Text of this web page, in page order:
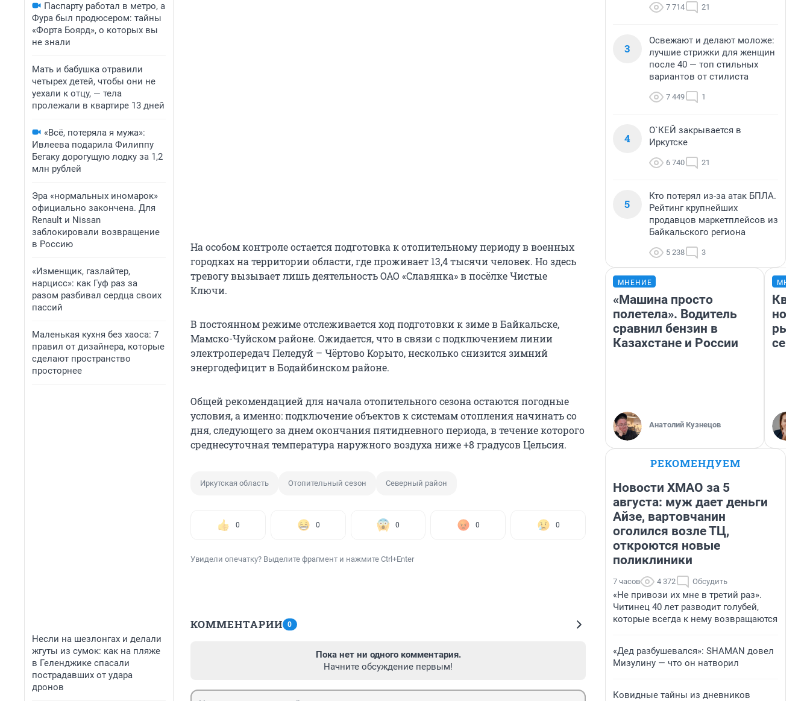
Паспарту работал в метро, а
Фура был продюсером: тайны
«Форта Боярд», о которых вы
не знали
Мать и бабушка отравили
четырех детей, чтобы они не
уехали к отцу, — тела
пролежали в квартире 13 дней
«Всё, потеряла я мужа»:
Ивлеева подарила Филиппу
Бегаку дорогущую лодку за 1,2
млн рублей
Эра «нормальных иномарок»
официально закончена. Для
Renault и Nissan
заблокировали возвращение
в Россию
«Изменщик, газлайтер,
нарцисс»: как Гуф раз за
разом разбивал сердца своих
пассий
Маленькая кухня без хаоса: 7
правил от дизайнера, которые
сделают пространство
просторнее
Несли на шезлонгах и делали
жгуты из сумок: как на пляже
в Геленджике спасали
пострадавших от удара
дронов
На особом контроле остается подготовка к отопительному периоду в военных
городках на территории области, где проживает 13,4 тысячи человек. Но здесь
тревогу вызывает лишь деятельность ОАО «Славянка» в посёлке Чистые
Ключи.
В постоянном режиме отслеживается ход подготовки к зиме в Байкальске,
Мамско-Чуйском районе. Ожидается, что в связи с подключением линии
электропередач Пеледуй – Чёртово Корыто, несколько снизится зимний
энергодефицит в Бодайбинском районе.
Общей рекомендацией для начала отопительного сезона остаются погодные
условия, а именно: подключение объектов к системам отопления начинать со
дня, следующего за днем окончания пятидневного периода, в течение которого
среднесуточная температура наружного воздуха ниже +8 градусов Цельсия.
Иркутская область Отопительный сезон Северный район
0 0 0 0 0
Увидели опечатку? Выделите фрагмент и нажмите Ctrl+Enter
КОММЕНТАРИИ 0
Пока нет ни одного комментария.
Начните обсуждение первым!
7 714 21
3
Освежают и делают моложе:
лучшие стрижки для женщин
после 40 — топ стильных
вариантов от стилиста
7 449 1
4
О`КЕЙ закрывается в
Иркутске
6 740 21
5
Кто потерял из-за атак БПЛА.
Рейтинг крупнейших
продавцов маркетплейсов из
Байкальского региона
5 238 3
МНЕНИЕ
«Машина просто
полетела». Водитель
сравнил бензин в
Казахстане и России
Анатолий Кузнецов
но
РЕКОМЕНДУЕМ
Новости ХМАО за 5
августа: муж дает деньги
Айзе, вартовчанин
оголился возле ТЦ,
откроются новые
поликлиники
7 часов 4 372 Обсудить
«Не привози их мне в третий раз».
Читинец 40 лет разводит голубей,
которые всегда к нему возвращаются
«Дед разбушевался»: SHAMAN довел
Мизулину — что он натворил
Ковидные тайны из дневников